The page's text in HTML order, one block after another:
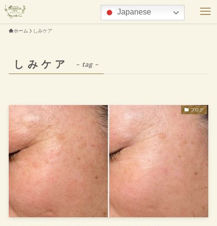
ホーム しみケア
しみケア – tag –
ブログ
Japanese